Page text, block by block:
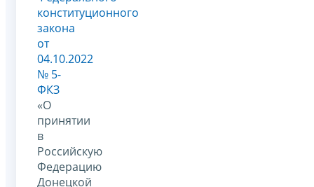
конституционного
закона
от
04.10.2022
№ 5-
ФКЗ
«О
принятии
в
Российскую
Федерацию
Донецкой